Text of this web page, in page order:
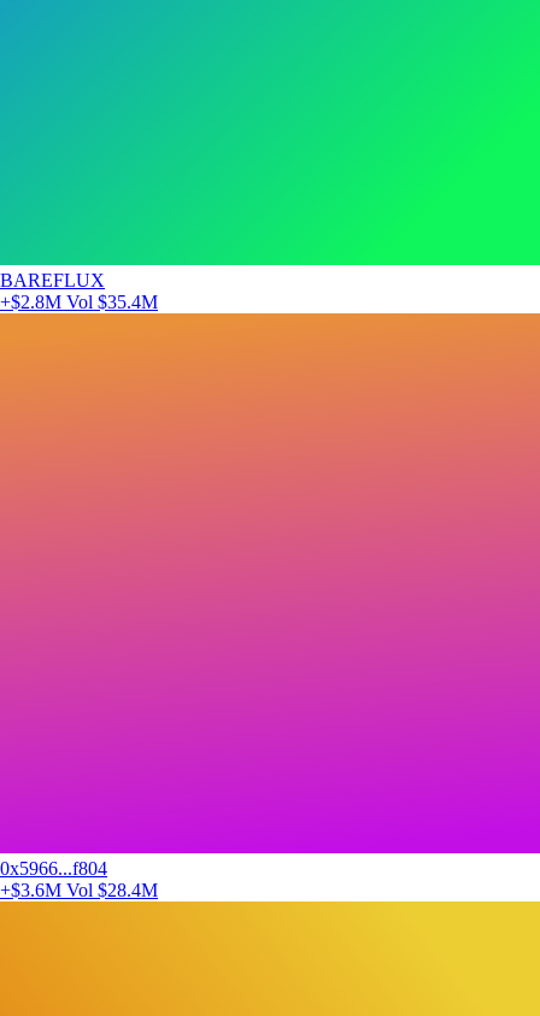
BAREFLUX
+$2.8M Vol $35.4M
0x5966...f804
+$3.6M Vol $28.4M